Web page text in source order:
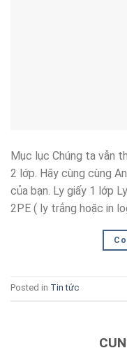
Mục lục Chúng ta vẫn
2 lớp. Hãy cùng cùng
của bạn. Ly giấy 1 lớp
2PE ( ly trắng hoặc in
Posted in Tin tức